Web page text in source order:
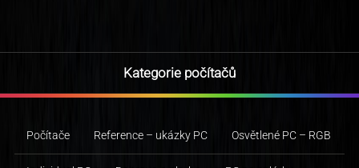
Kategorie počítačů
Počítače Reference – ukázky PC Osvětlené PC – RGB